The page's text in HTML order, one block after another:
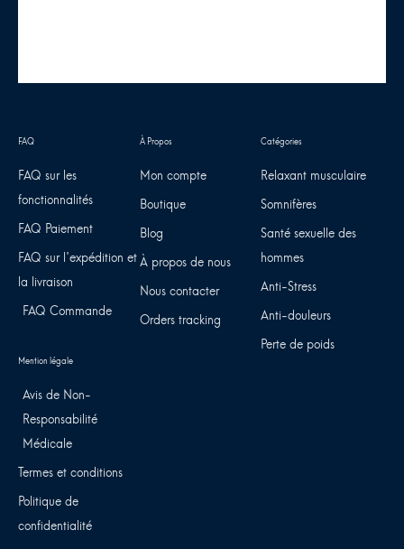
FAQ sur les
fonctionnalités
FAQ Paiement
FAQ sur l'expédition et
la livraison
FAQ Commande
Mon compte
Boutique
Blog
À propos de nous
Nous contacter
Orders tracking
Relaxant musculaire
Somnifères
Santé sexuelle des
hommes
Anti-Stress
Anti-douleurs
Perte de poids
Avis de Non-
Responsabilité
Médicale
Termes et conditions
Politique de
confidentialité